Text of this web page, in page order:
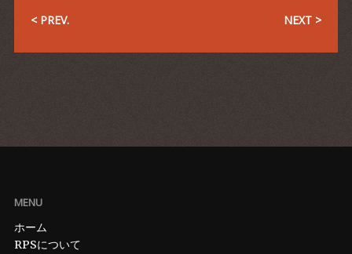
< PREV. NEXT >
MENU
ホーム
RPSについて